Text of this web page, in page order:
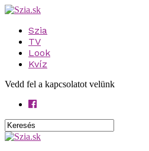
Szia
TV
Look
Kvíz
Vedd fel a kapcsolatot velünk